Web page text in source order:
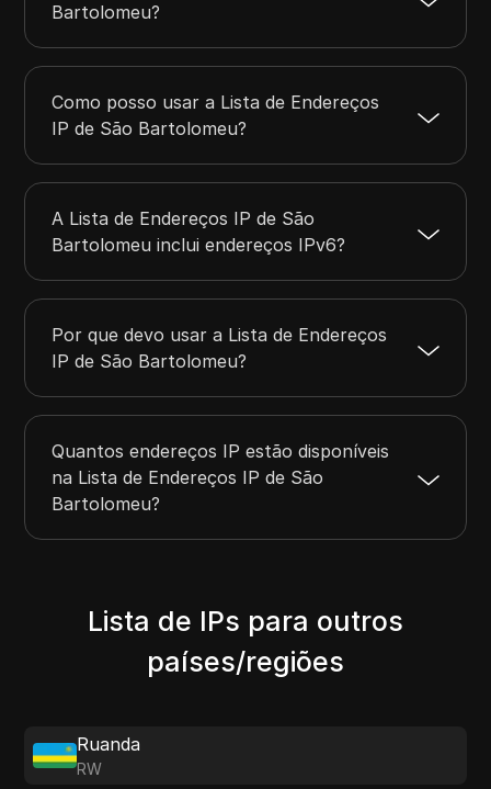
Bartolomeu?
Como posso usar a Lista de Endereços
IP de São Bartolomeu?
A Lista de Endereços IP de São
Bartolomeu inclui endereços IPv6?
Por que devo usar a Lista de Endereços
IP de São Bartolomeu?
Quantos endereços IP estão disponíveis
na Lista de Endereços IP de São
Bartolomeu?
Lista de IPs para outros
países/regiões
Ruanda
RW